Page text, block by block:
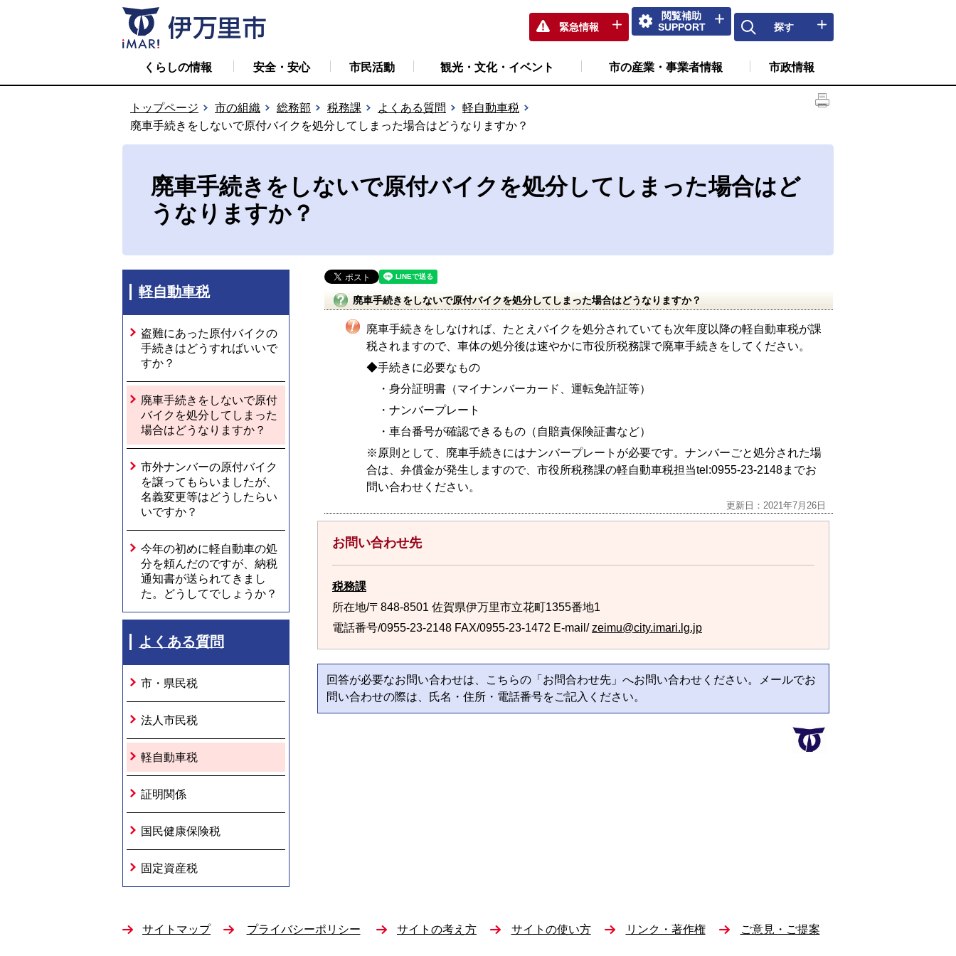
緊急情報
閲覧補助
SUPPORT
探す
くらしの情報 安全・安心 市民活動 観光・文化・イベント 市の産業・事業者情報 市政情報
トップページ 市の組織 総務部 税務課 よくある質問
軽自動車税
廃車手続きをしないで原付バイクを処分してしまった場合はどうなりますか？
廃車手続きをしないで原付バイクを処分してしまった場合はど
うなりますか？
軽自動車税
盗難にあった原付バイクの
手続きはどうすればいいで
すか？
廃車手続きをしないで原付
バイクを処分してしまった
場合はどうなりますか？
市外ナンバーの原付バイク
を譲ってもらいましたが、
名義変更等はどうしたらい
いですか？
今年の初めに軽自動車の処
分を頼んだのですが、納税
通知書が送られてきまし
た。どうしてでしょうか？
よくある質問
市・県民税
法人市民税
軽自動車税
証明関係
国民健康保険税
固定資産税
廃車手続きをしないで原付バイクを処分してしまった場合はどうなりますか？
廃車手続きをしなければ、たとえバイクを処分されていても次年度以降の軽自動車税が課
税されますので、車体の処分後は速やかに市役所税務課で廃車手続きをしてください。
◆手続きに必要なもの
・身分証明書（マイナンバーカード、運転免許証等）
・ナンバープレート
・車台番号が確認できるもの（自賠責保険証書など）
※原則として、廃車手続きにはナンバープレートが必要です。ナンバーごと処分された場
合は、弁償金が発生しますので、市役所税務課の軽自動車税担当tel:0955-23-2148までお
問い合わせください。
更新日：2021年7月26日
お問い合わせ先
税務課
所在地/〒848-8501 佐賀県伊万里市立花町1355番地1
電話番号/0955-23-2148 FAX/0955-23-1472 E-mail/zeimu@city.imari.lg.jp
回答が必要なお問い合わせは、こちらの「お問合わせ先」へお問い合わせください。メールでお
問い合わせの際は、氏名・住所・電話番号をご記入ください。
サイトマップ プライバシーポリシー サイトの考え方 サイトの使い方 リンク・著作権 ご意見・ご提案